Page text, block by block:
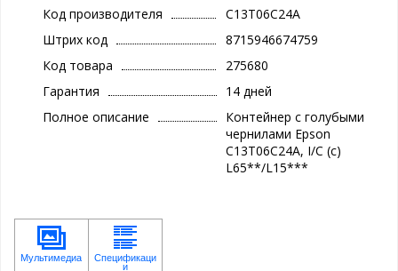
Код производителя
C13T06C24A
Штрих код
8715946674759
Код товара
275680
Гарантия
14 дней
Полное описание
Контейнер с голубыми
чернилами Epson
C13T06C24A, I/C (c)
L65**/L15***